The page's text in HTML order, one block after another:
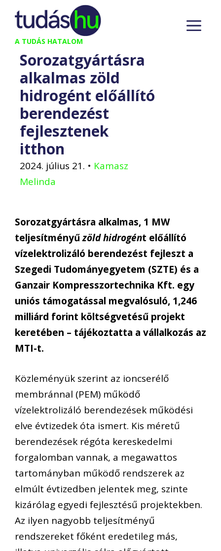
Kilépés
tartalomba
A TUDÁS HATALOM
Sorozatgyártásra
alkalmas zöld
hidrogént előállító
berendezést
fejlesztenek
itthon
2024. július 21. • Kamasz
Melinda
Sorozatgyártásra alkalmas, 1 MW
teljesítményűzöld hidrogént előállító
vízelektrolizáló berendezést fejleszt a
Szegedi Tudományegyetem (SZTE) és a
Ganzair Kompresszortechnika Kft. egy
uniós támogatással megvalósuló, 1,246
milliárd forint költségvetésű projekt
keretében – tájékoztatta a vállalkozás az
MTI-t.
Közleményük szerint az ioncserélő
membránnal (PEM) működő
vízelektrolizáló berendezések működési
elve évtizedek óta ismert. Kis méretű
berendezések régóta kereskedelmi
forgalomban vannak, a megawattos
tartományban működő rendszerek az
elmúlt évtizedben jelentek meg, szinte
kizárólag egyedi fejlesztésű projektekben.
Az ilyen nagyobb teljesítményű
rendszereket főként eredetileg más,